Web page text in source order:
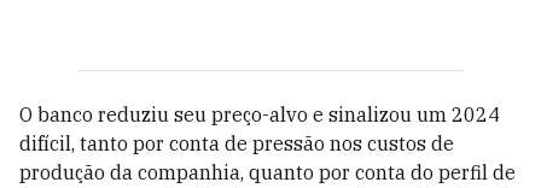
O banco reduziu seu preço-alvo e sinalizou um 2024
difícil, tanto por conta de pressão nos custos de
produção da companhia, quanto por conta do perfil de